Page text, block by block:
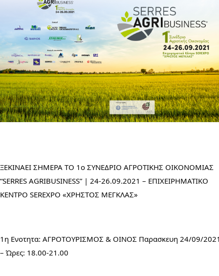
ΞΕΚΙΝΑΕΙ ΣΗΜΕΡΑ ΤΟ 1ο ΣΥΝΕΔΡΙΟ ΑΓΡΟΤΙΚΗΣ ΟΙΚΟΝΟΜΙΑΣ
“SERRES AGRIBUSINESS” | 24-26.09.2021 – ΕΠΙΧΕΙΡΗΜΑΤΙΚΟ
ΚΕΝΤΡΟ SEREXPO «ΧΡΗΣΤΟΣ ΜΕΓΚΛΑΣ»
1η Ενοτητα: ΑΓΡΟΤΟΥΡΙΣΜΟΣ & ΟΙΝΟΣ Παρασκευη 24/09/
– Ώρες: 18.00-21.00